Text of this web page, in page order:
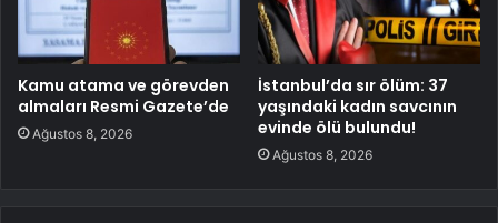
Kamu atama ve görevden
almaları Resmi Gazete’de
Ağustos 8, 2026
İstanbul’da sır ölüm: 37
yaşındaki kadın savcının
evinde ölü bulundu!
Ağustos 8, 2026